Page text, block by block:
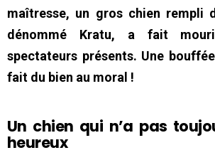
maîtresse, un gros chien rempli
dénommé Kratu, a fait
spectateurs présents. Une
fait du bien au moral !
Un chien qui n’a pas
heureux